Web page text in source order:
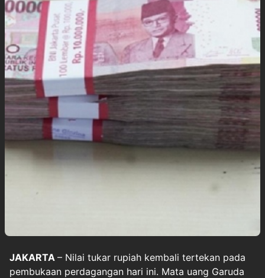
JAKARTA – Nilai tukar rupiah kembali tertekan pada
pembukaan perdagangan hari ini. Mata uang Garuda